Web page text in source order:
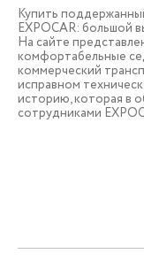
Купить
EXPOCAR: большой
На сайте
комфортабельные
коммерческий
исправном
историю, которая в
сотрудниками